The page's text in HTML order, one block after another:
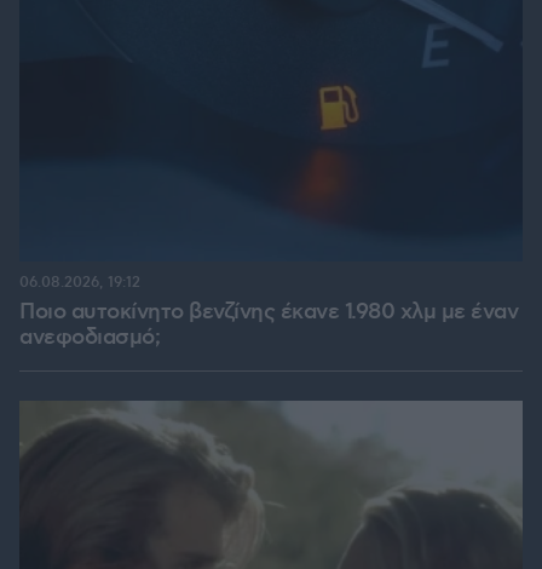
Ποιο αυτοκίνητο βενζίνης έκανε 1.980 χλμ με έναν
ανεφοδιασμό;
06.08.2026, 19:12